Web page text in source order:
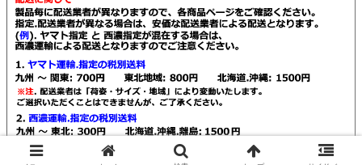
© 2021 Kendall販売店 阪神ブレーキ工業.